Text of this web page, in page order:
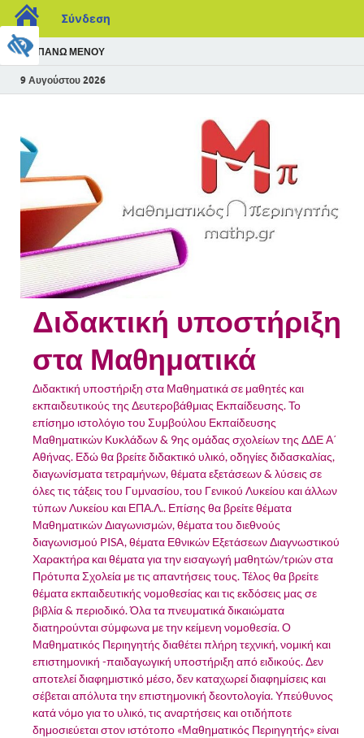
Σύνδεση
ΠΆΝΩ ΜΕΝΟΎ
9 Αυγούστου 2026
Διδακτική υποστήριξη
στα Μαθηματικά
Διδακτική υποστήριξη στα Μαθηματικά σε μαθητές και
εκπαιδευτικούς της Δευτεροβάθμιας Εκπαίδευσης. Το
επίσημο ιστολόγιο του Συμβούλου Εκπαίδευσης
Μαθηματικών Κυκλάδων & 9ης ομάδας σχολείων της ΔΔΕ Α΄
Αθήνας. Εδώ θα βρείτε διδακτικό υλικό, οδηγίες διδασκαλίας,
διαγωνίσματα τετραμήνων, θέματα εξετάσεων & λύσεις σε
όλες τις τάξεις του Γυμνασίου, του Γενικού Λυκείου και άλλων
τύπων Λυκείου και ΕΠΑ.Λ.. Επίσης θα βρείτε θέματα
Μαθηματικών Διαγωνισμών, θέματα του διεθνούς
διαγωνισμού PISA, θέματα Εθνικών Εξετάσεων Διαγνωστικού
Χαρακτήρα και θέματα για την εισαγωγή μαθητών/τριών στα
Πρότυπα Σχολεία με τις απαντήσεις τους. Τέλος θα βρείτε
θέματα εκπαιδευτικής νομοθεσίας και τις εκδόσεις μας σε
βιβλία & περιοδικό. Όλα τα πνευματικά δικαιώματα
διατηρούνται σύμφωνα με την κείμενη νομοθεσία. Ο
Μαθηματικός Περιηγητής διαθέτει πλήρη τεχνική, νομική και
επιστημονική -παιδαγωγική υποστήριξη από ειδικούς. Δεν
αποτελεί διαφημιστικό μέσο, δεν καταχωρεί διαφημίσεις και
σέβεται απόλυτα την επιστημονική δεοντολογία. Υπεύθυνος
κατά νόμο για το υλικό, τις αναρτήσεις και οτιδήποτε
δημοσιεύεται στον ιστότοπο «Μαθηματικός Περιηγητής» είναι